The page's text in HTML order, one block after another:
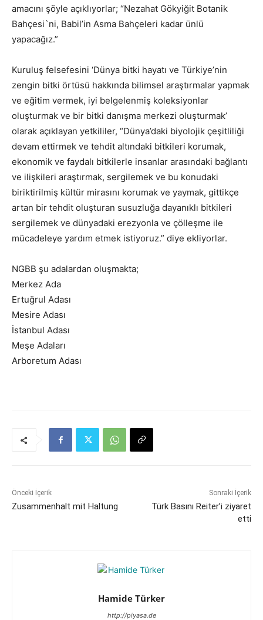
amacını şöyle açıklıyorlar; “Nezahat Gökyiğit Botanik
Bahçesi`ni, Babil’in Asma Bahçeleri kadar ünlü
yapacağız.”
Kuruluş felsefesini ‘Dünya bitki hayatı ve Türkiye’nin
zengin bitki örtüsü hakkında bilimsel araştırmalar yapmak
ve eğitim vermek, iyi belgelenmiş koleksiyonlar
oluşturmak ve bir bitki danışma merkezi oluşturmak’
olarak açıklayan yetkililer, “Dünya’daki biyolojik çeşitliliği
devam ettirmek ve tehdit altındaki bitkileri korumak,
ekonomik ve faydalı bitkilerle insanlar arasındaki bağlantı
ve ilişkileri araştırmak, sergilemek ve bu konudaki
biriktirilmiş kültür mirasını korumak ve yaymak, gittikçe
artan bir tehdit oluşturan susuzluğa dayanıklı bitkileri
sergilemek ve dünyadaki erezyonla ve çölleşme ile
mücadeleye yardım etmek istiyoruz.” diye ekliyorlar.
NGBB şu adalardan oluşmakta;
Merkez Ada
Ertuğrul Adası
Mesire Adası
İstanbul Adası
Meşe Adaları
Arboretum Adası
Önceki İçerik
Zusammenhalt mit Haltung
Sonraki İçerik
Türk Basını Reiter’i ziyaret
etti
Hamide Türker
http://piyasa.de